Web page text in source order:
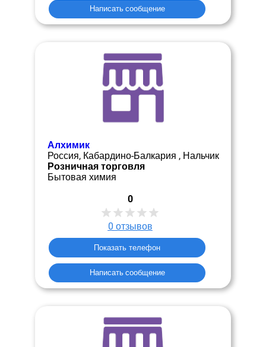
Написать сообщение
Алхимик
Россия, Кабардино-Балкария , Нальчик
Розничная торговля
Бытовая химия
0
0 отзывов
Показать телефон
Написать сообщение